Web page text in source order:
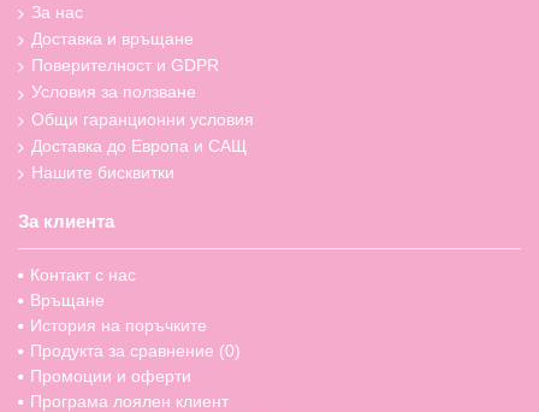
За нас
Доставка и връщане
Поверителност и GDPR
Условия за ползване
Общи гаранционни условия
Доставка до Европа и САЩ
Нашите бисквитки
За клиента
Контакт с нас
Връщане
История на поръчките
Продукта за сравнение (0)
Промоции и оферти
Програма лоялен клиент